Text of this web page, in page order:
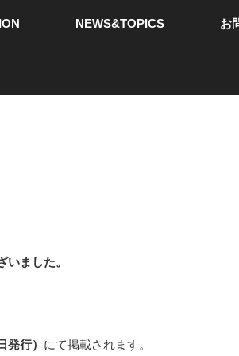
NEWS&TOPICS お
ました。
発行） にて掲載されます。